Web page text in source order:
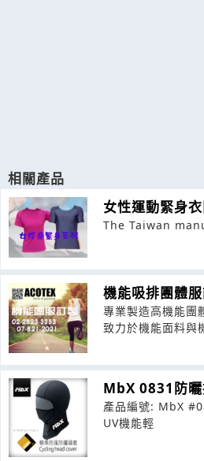
相關產品
女性運動緊身
The Taiwan
機能吸排團體
專業製造高機能團
致力於機能面料與
MbX 0831防
產品編號: MbX
UV機能輕